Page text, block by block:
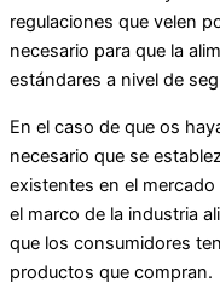
regulaciones que velen
necesario para que la
estándares a nivel de
En el caso de que os
necesario que se
existentes en el
el marco de la industria
que los consumidores
productos que compran.